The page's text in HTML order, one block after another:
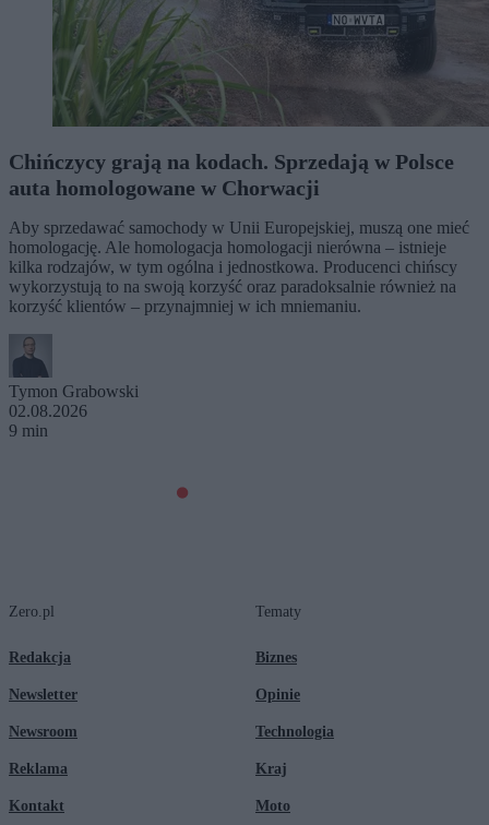
Chińczycy grają na kodach. Sprzedają w Polsce
auta homologowane w Chorwacji
Aby sprzedawać samochody w Unii Europejskiej, muszą one mieć
homologację. Ale homologacja homologacji nierówna – istnieje
kilka rodzajów, w tym ogólna i jednostkowa. Producenci chińscy
wykorzystują to na swoją korzyść oraz paradoksalnie również na
korzyść klientów – przynajmniej w ich mniemaniu.
Tymon Grabowski
02.08.2026
9 min
Zero.pl
Redakcja
Newsletter
Newsroom
Reklama
Kontakt
Tematy
Biznes
Opinie
Technologia
Kraj
Moto